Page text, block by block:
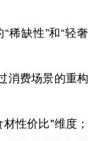
稀缺性”和“轻奢
消费场景的重构
性价比"维度；